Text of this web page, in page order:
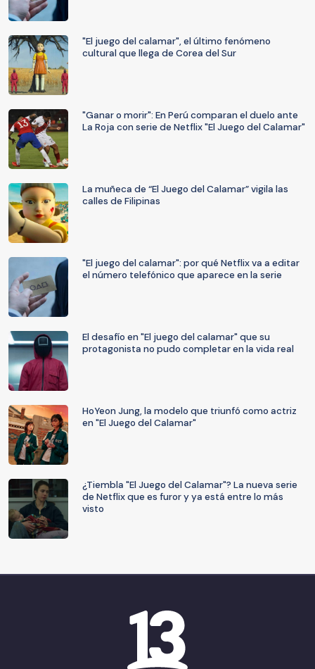
"El juego del calamar", el último fenómeno
cultural que llega de Corea del Sur
"Ganar o morir": En Perú comparan el duelo ante
La Roja con serie de Netflix "El Juego del Calamar"
La muñeca de “El Juego del Calamar” vigila las
calles de Filipinas
"El juego del calamar": por qué Netflix va a editar
el número telefónico que aparece en la serie
El desafío en "El juego del calamar" que su
protagonista no pudo completar en la vida real
HoYeon Jung, la modelo que triunfó como actriz
en "El Juego del Calamar"
¿Tiembla "El Juego del Calamar"? La nueva serie
de Netflix que es furor y ya está entre lo más
visto